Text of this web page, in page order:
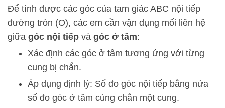
Để tính được các góc của tam giác ABC nội tiếp
đường tròn (O), các em cần vận dụng mối liên hệ
giữa góc nội tiếp và góc ở tâm:
Xác định các góc ở tâm tương ứng với từng
cung bị chắn.
Áp dụng định lý: Số đo góc nội tiếp bằng nửa
số đo góc ở tâm cùng chắn một cung.